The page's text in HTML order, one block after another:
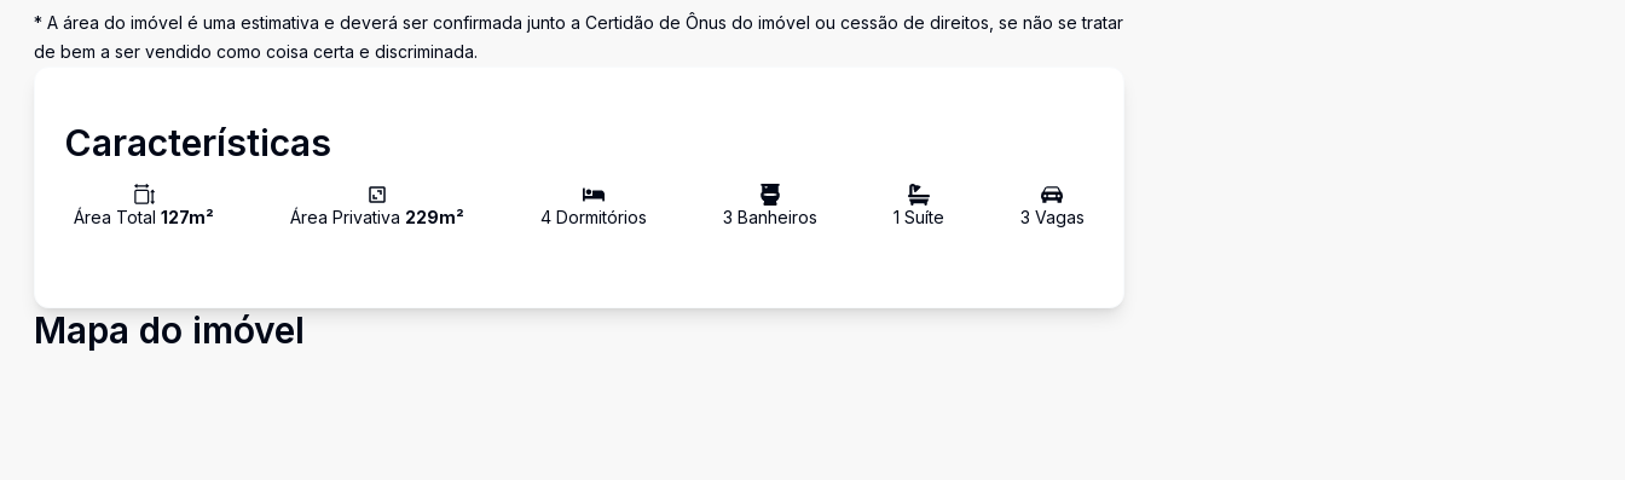
* A área do imóvel é uma estimativa e deverá ser confirmada junto a Certidão de Ônus do imóvel ou cessão de direitos, se não se tratar
de bem a ser vendido como coisa certa e discriminada.
Características
Área Total 127m² Área Privativa 229m² 4Dormitórios 3 Banheiros 1 Suíte 3 Vagas
Mapa do imóvel